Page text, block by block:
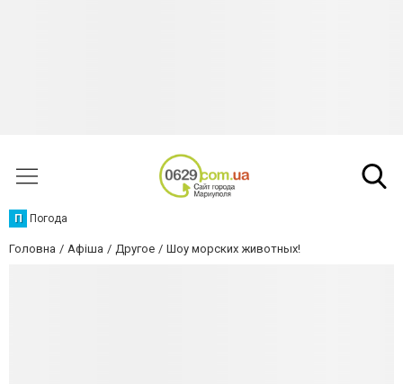
П Погода
Головна Афіша Другое Шоу морских животных!